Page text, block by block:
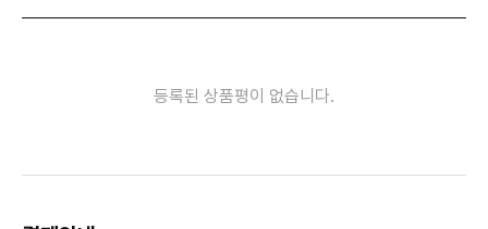
등록된 상품평이 없습니다.